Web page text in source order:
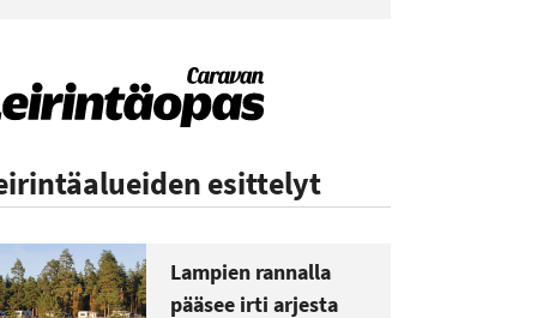
esittelyt
Lampien rannalla
pääsee irti arjesta